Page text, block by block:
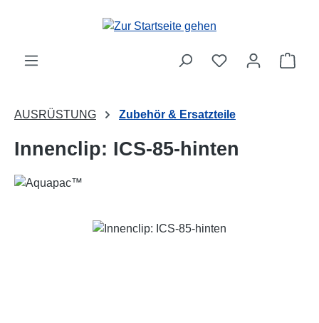
Zum Hauptinhalt springen
AUSRÜSTUNG Zubehör & Ersatzteile
Innenclip: ICS-85-hinten